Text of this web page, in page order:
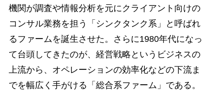
機関が調査や情報分析を元にクライアント向けの
コンサル業務を担う「シンクタンク系」と呼ばれ
るファームを誕生させた。さらに1980年代になっ
て台頭してきたのが、経営戦略というビジネスの
上流から、オペレーションの効率化などの下流ま
でを幅広く手がける「総合系ファーム」である。